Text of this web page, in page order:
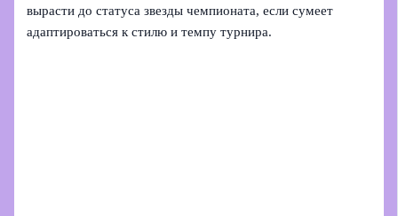
вырасти до статуса звезды чемпионата, если сумеет
адаптироваться к стилю и темпу турнира.